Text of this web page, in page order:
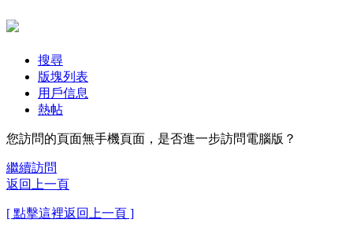
搜尋
版塊列表
用戶信息
熱帖
您訪問的頁面無手機頁面，是否進一步訪問電腦版？
繼續訪問
返回上一頁
[ 點擊這裡返回上一頁 ]